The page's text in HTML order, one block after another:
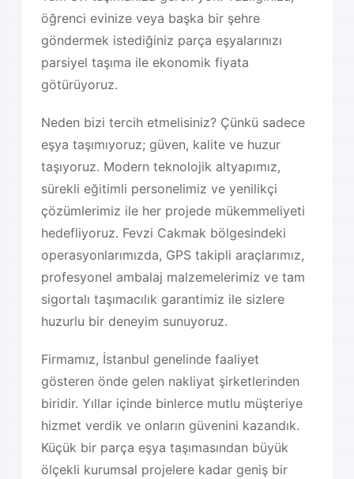
öğrenci evinize veya başka bir şehre
göndermek istediğiniz parça eşyalarınızı
parsiyel taşıma ile ekonomik fiyata
götürüyoruz.
Neden bizi tercih etmelisiniz? Çünkü sadece
eşya taşımıyoruz; güven, kalite ve huzur
taşıyoruz. Modern teknolojik altyapımız,
sürekli eğitimli personelimiz ve yenilikçi
çözümlerimiz ile her projede mükemmeliyeti
hedefliyoruz. Fevzi Cakmak bölgesindeki
operasyonlarımızda, GPS takipli araçlarımız,
profesyonel ambalaj malzemelerimiz ve tam
sigortalı taşımacılık garantimiz ile sizlere
huzurlu bir deneyim sunuyoruz.
Firmamız, İstanbul genelinde faaliyet
gösteren önde gelen nakliyat şirketlerinden
biridir. Yıllar içinde binlerce mutlu müşteriye
hizmet verdik ve onların güvenini kazandık.
Küçük bir parça eşya taşımasından büyük
ölçekli kurumsal projelere kadar geniş bir